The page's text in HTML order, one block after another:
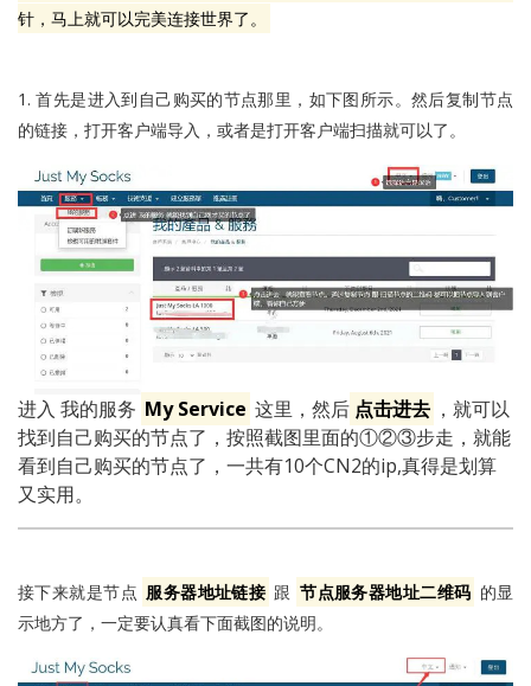
针，马上就可以完美连接世界了。
1. 首先是进入到自己购买的节点那里，如下图所示。然后复制节点
的链接，打开客户端导入，或者是打开客户端扫描就可以了。
进入 我的服务 My Service 这里，然后 点击进去 ，就可以
找到自己购买的节点了，按照截图里面的①②③步走，就能
看到自己购买的节点了，一共有10个CN2的ip,真得是划算
又实用。
接下来就是节点 服务器地址链接 跟 节点服务器地址二维码 的显
示地方了，一定要认真看下面截图的说明。